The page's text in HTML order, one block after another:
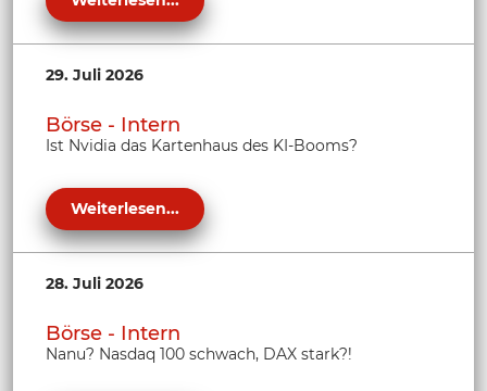
29. Juli 2026
Börse - Intern
Ist Nvidia das Kartenhaus des KI-Booms?
Weiterlesen...
28. Juli 2026
Börse - Intern
Nanu? Nasdaq 100 schwach, DAX stark?!